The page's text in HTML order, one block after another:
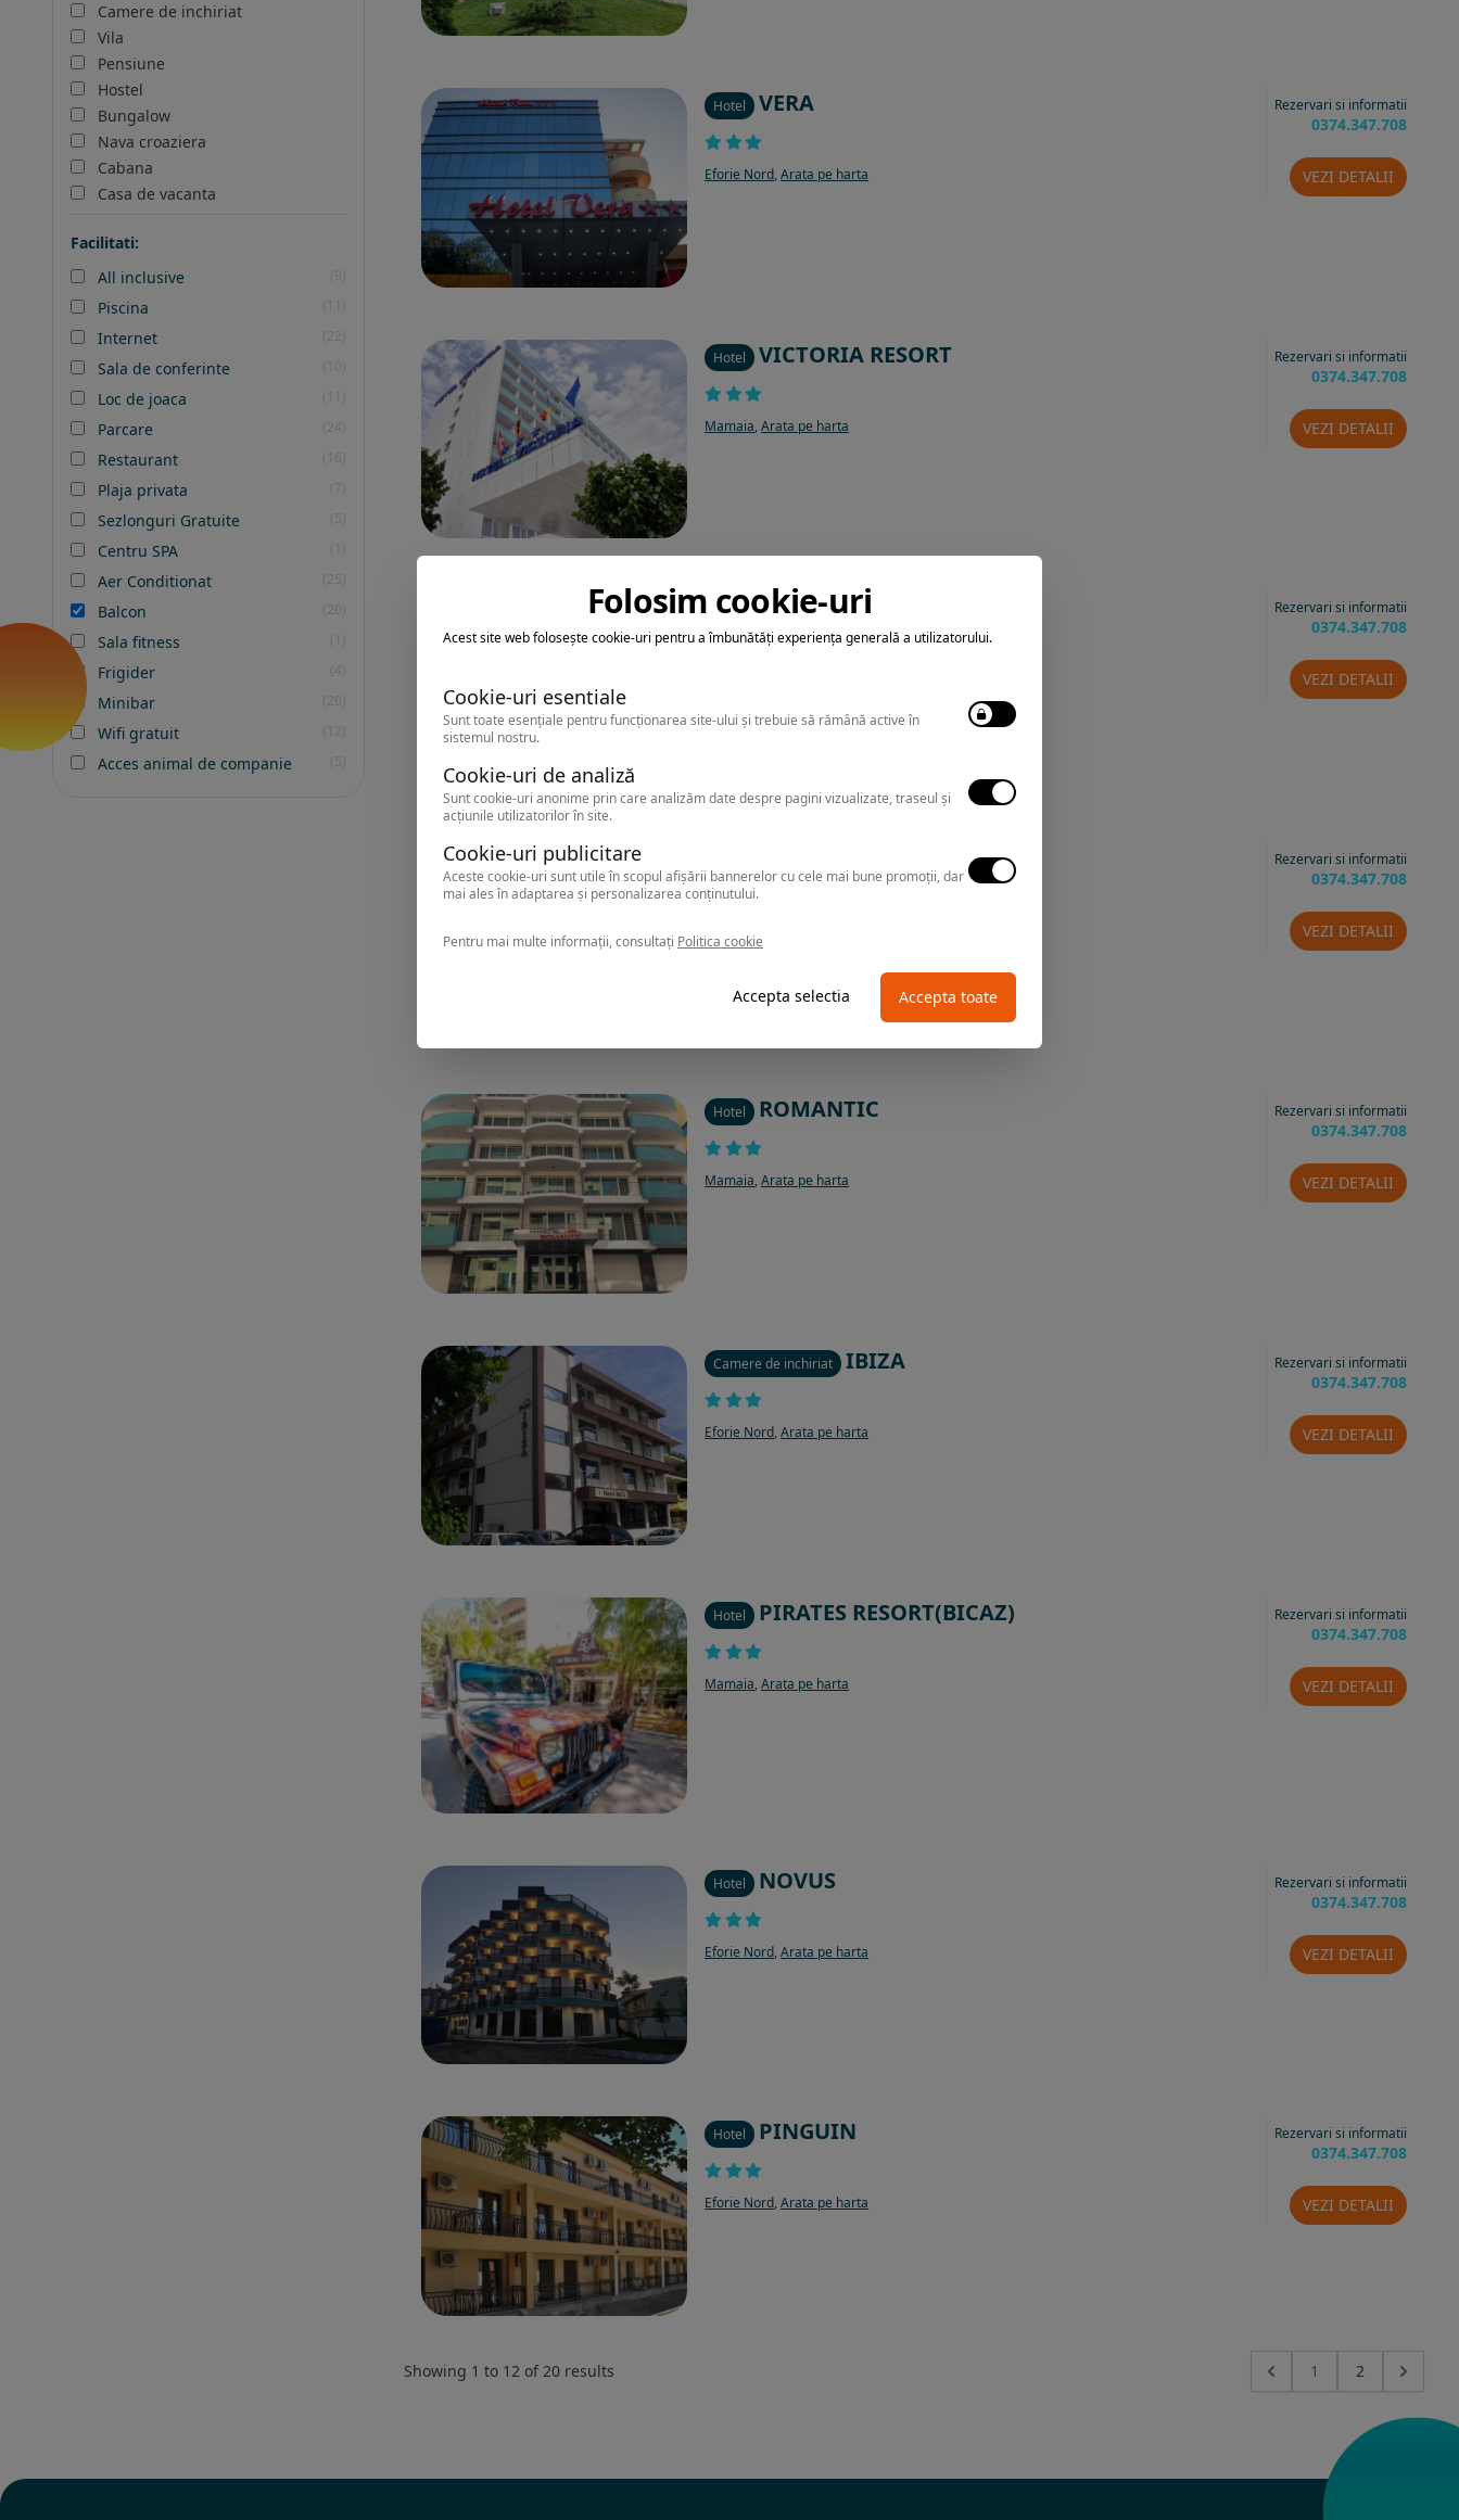
Camere de inchiriat
Vila
Pensiune
Hostel
Bungalow
Nava croaziera
Cabana
Casa de vacanta
Facilitati:
All inclusive
Piscina
Internet
Sala de conferinte
Loc de joaca
Parcare
Restaurant
Plaja privata
Sezlonguri Gratuite
Centru SPA
Aer Conditionat
Balcon
Sala fitness
Frigider
Minibar
Wifi gratuit
Acces animal de companie
Hotel VERA
Eforie Nord,Arata pe harta
Rezervari si informatii
0374.347.708
VEZI DETALII
Hotel VICTORIA RESORT
Mamaia,Arata pe harta
Rezervari si informatii
0374.347.708
VEZI DETALII
Hotel TOMIS Rezervari si informatii
0374.347.708
VEZI DETALII
Rezervari si informatii
0374.347.708
VEZI DETALII
Hotel ROMANTIC
Mamaia,Arata pe harta
Rezervari si informatii
0374.347.708
VEZI DETALII
Camere de inchiriat IBIZA
Eforie Nord,Arata pe harta
Rezervari si informatii
0374.347.708
VEZI DETALII
Hotel PIRATES RESORT(BICAZ)
Mamaia,Arata pe harta
Rezervari si informatii
0374.347.708
VEZI DETALII
Hotel NOVUS
Eforie Nord,Arata pe harta
Rezervari si informatii
0374.347.708
VEZI DETALII
Hotel PINGUIN
Eforie Nord,Arata pe harta
Rezervari si informatii
0374.347.708
VEZI DETALII
Showing 1 to 12 of20 results 1 2
Folosim cookie-uri
Acest site web folosește cookie-uri pentru a îmbunătăți experiența generală a utilizatorului.
Cookie-uri esentiale
Sunt toate esențiale pentru funcționarea site-ului și trebuie să rămână active în
sistemul nostru.
Cookie-uri de analiză
Sunt cookie-uri anonime prin care analizăm date despre pagini vizualizate, traseul și
acțiunile utilizatorilor în site.
Cookie-uri publicitare
Aceste cookie-uri sunt utile în scopul afișării bannerelor cu cele mai bune promoții, dar
mai ales în adaptarea și personalizarea conținutului.
Pentru mai multe informații, consultați Politica cookie
Accepta selectia Accepta toate